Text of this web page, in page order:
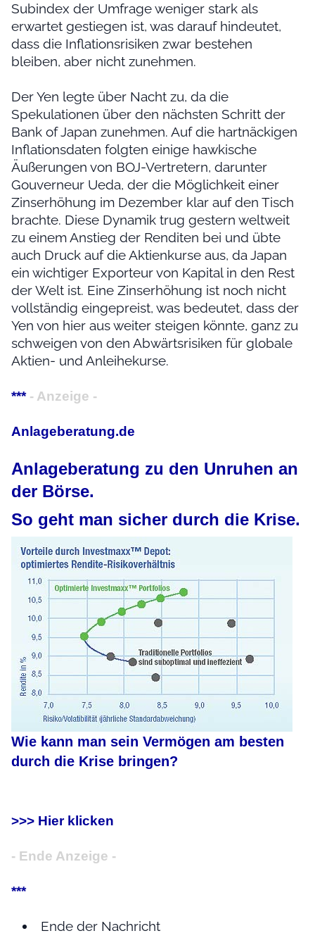
Subindex der Umfrage weniger stark als
erwartet gestiegen ist, was darauf hindeutet,
dass die Inflationsrisiken zwar bestehen
bleiben, aber nicht zunehmen.
Der Yen legte über Nacht zu, da die
Spekulationen über den nächsten Schritt der
Bank of Japan zunehmen. Auf die hartnäckigen
Inflationsdaten folgten einige hawkische
Äußerungen von BOJ-Vertretern, darunter
Gouverneur Ueda, der die Möglichkeit einer
Zinserhöhung im Dezember klar auf den Tisch
brachte. Diese Dynamik trug gestern weltweit
zu einem Anstieg der Renditen bei und übte
auch Druck auf die Aktienkurse aus, da Japan
ein wichtiger Exporteur von Kapital in den Rest
der Welt ist. Eine Zinserhöhung ist noch nicht
vollständig eingepreist, was bedeutet, dass der
Yen von hier aus weiter steigen könnte, ganz zu
schweigen von den Abwärtsrisiken für globale
Aktien- und Anleihekurse.
*** - Anzeige -
Anlageberatung.de
Anlageberatung zu den Unruhen an
der Börse.
So geht man sicher durch die Krise.
Wie kann man sein Vermögen am besten
durch die Krise bringen?
>>> Hier klicken
- Ende Anzeige -
***
Ende der Nachricht